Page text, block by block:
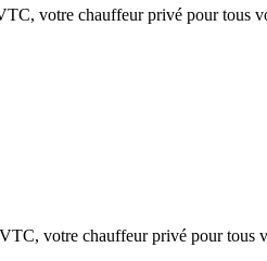
votre chauffeur privé pour tous
votre chauffeur privé pour tous